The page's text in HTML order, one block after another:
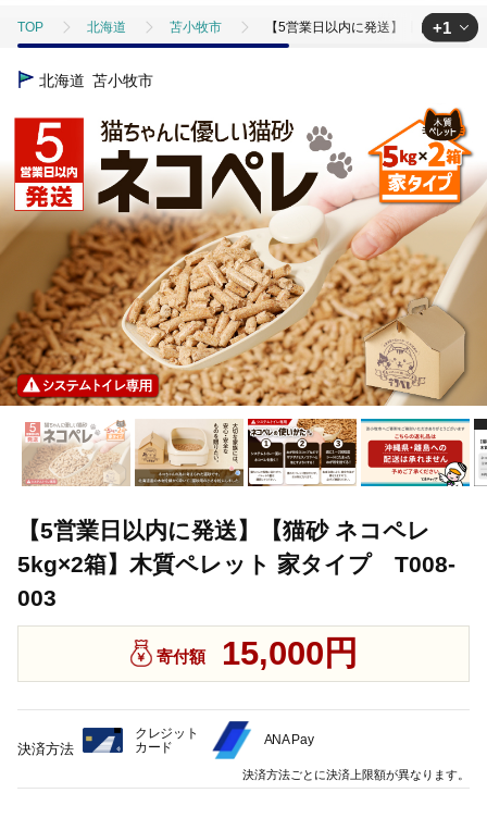
TOP 北海道 苫小牧市 【5営業日以内に発送】【猫砂 ネ
TOP
+1
北海道 苫小牧市
【5営業日以内に発送】【猫砂 ネコペレ
5kg×2箱】木質ペレット 家タイプ T008-
003
寄付額 15,000円
決済方法
クレジット
カード
ANA Pay
決済方法ごとに決済上限額が異なります。